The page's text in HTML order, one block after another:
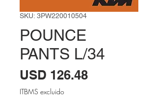
SKU: 3PW220010504
POUNCE
PANTS L/34
USD 126.48Precio
ITBMS excluido